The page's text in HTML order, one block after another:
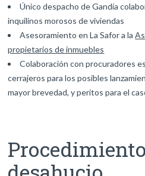
Único despacho de Gandía
inquilinos morosos de viviendas
Asesoramiento en La Safor a la
propietarios de inmuebles
Colaboración con procuradores
cerrajeros para los posibles
mayor brevedad, y peritos para el